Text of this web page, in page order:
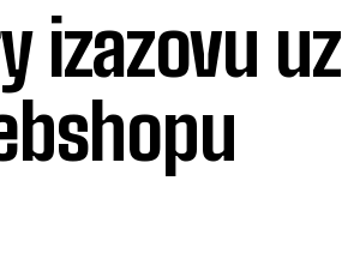
izazovu uz